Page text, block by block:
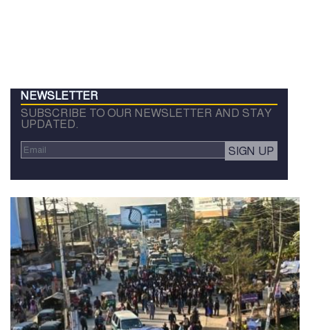
NEWSLETTER
SUBSCRIBE TO OUR NEWSLETTER AND STAY
UPDATED.